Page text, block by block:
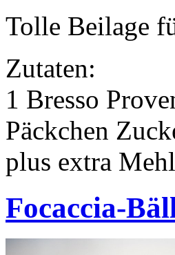
Tolle Beilage
Zutaten:
1 Bresso
Päckchen
plus extra
Focaccia-